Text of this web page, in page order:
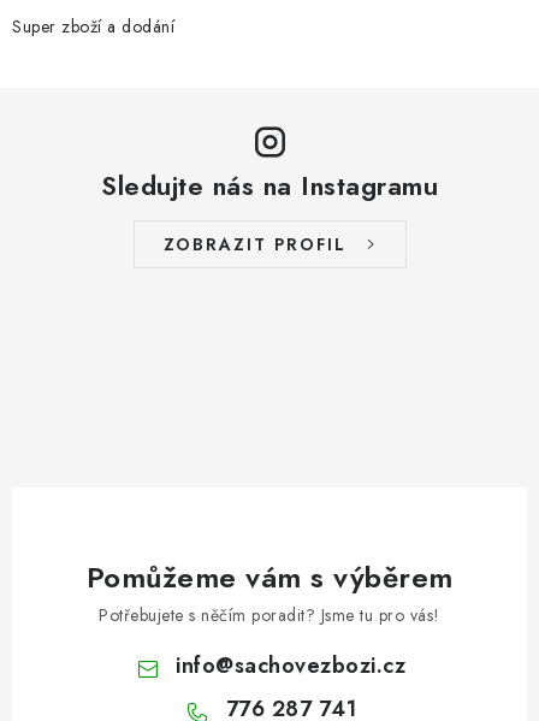
Super zboží a dodání
Sledujte nás na Instagramu
ZOBRAZIT PROFIL
Pomůžeme vám s výběrem
Potřebujete s něčím poradit? Jsme tu pro vás!
info@sachovezbozi.cz
776 287 741